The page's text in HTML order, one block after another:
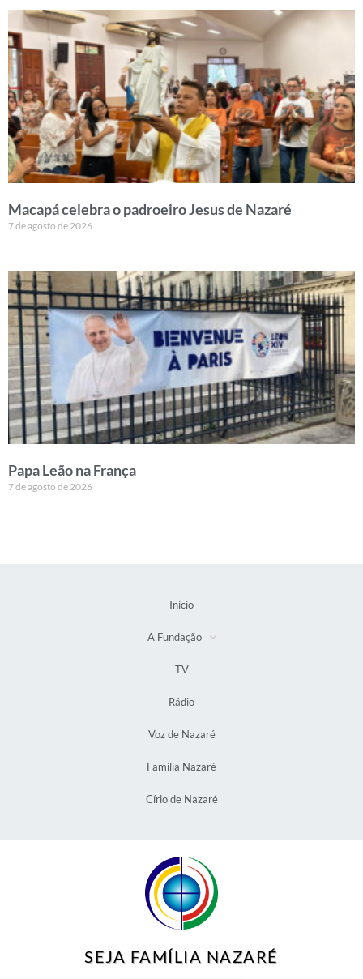
Macapá celebra o padroeiro Jesus de Nazaré
7 de agosto de 2026
Papa Leão na França
7 de agosto de 2026
Início
A Fundação
TV
Rádio
Voz de Nazaré
Família Nazaré
Círio de Nazaré
SEJA FAMÍLIA NAZARÉ